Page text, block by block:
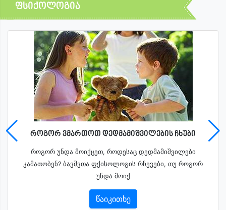
ფსიქოლოგია
როგორ ვმართოთ დედმამიშვილების ჩხუბი
როგორ უნდა მოიქცეთ, როდესაც დედმამიშვილები
კამათობენ? ბავშვთა ფქისოლოგის რჩევები, თუ როგორ
უნდა მოიქ
წაიკითხე